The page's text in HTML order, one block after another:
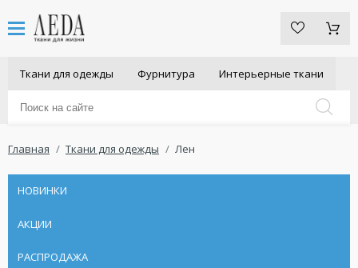
Ткани для одежды Фурнитура Интерьерные ткани
Главная Ткани для одежды Лен
НОВИНКИ
АКЦИИ
РАСПРОДАЖА